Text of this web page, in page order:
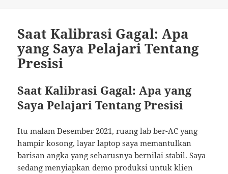
Saat Kalibrasi Gagal: Apa
yang Saya Pelajari Tentang
Presisi
Saat Kalibrasi Gagal: Apa yang
Saya Pelajari Tentang Presisi
Itu malam Desember 2021, ruang lab ber-AC yang
hampir kosong, layar laptop saya memantulkan
barisan angka yang seharusnya bernilai stabil. Saya
sedang menyiapkan demo produksi untuk klien